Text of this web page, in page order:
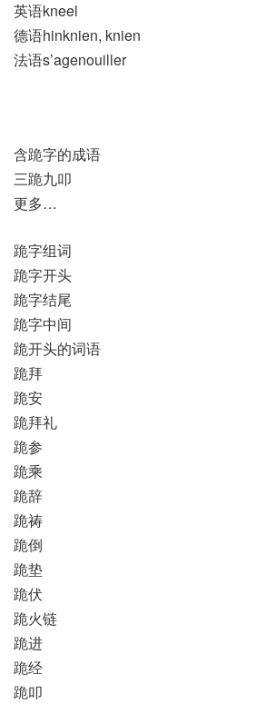
英语kneel
德语hinknien, knien
法语s’agenouiller
含跪字的成语
三跪九叩
更多…
跪字组词
跪字开头
跪字结尾
跪字中间
跪开头的词语
跪拜
跪安
跪拜礼
跪参
跪乘
跪辞
跪祷
跪倒
跪垫
跪伏
跪火链
跪进
跪经
跪叩